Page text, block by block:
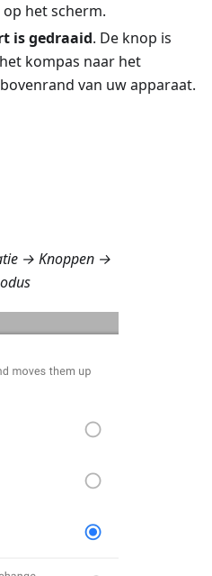
het scherm.
is gedraaid. De knop is
kompas naar het
van uw apparaat.
→ Knoppen →